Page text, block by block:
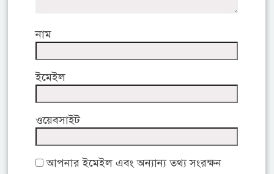
নাম
ইমেইল
ওয়েবসাইট
আপনার ইমেইল এবং অন্যান্য তথ্য সংরক্ষন